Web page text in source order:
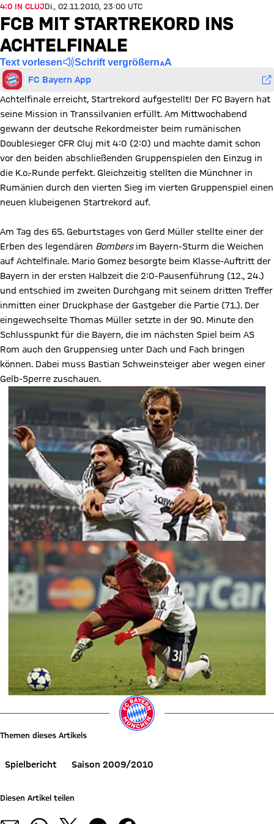
4:0 IN CLUJDi., 02.11.2010, 23:00 UTC
FCB MIT STARTREKORD INS
ACHTELFINALE
Text vorlesen Schrift vergrößern
FC Bayern App
Achtelfinale erreicht, Startrekord aufgestellt! Der FC Bayern hat
seine Mission in Transsilvanien erfüllt. Am Mittwochabend
gewann der deutsche Rekordmeister beim rumänischen
Doublesieger CFR Cluj mit 4:0 (2:0) und machte damit schon
vor den beiden abschließenden Gruppenspielen den Einzug in
die K.o.-Runde perfekt. Gleichzeitig stellten die Münchner in
Rumänien durch den vierten Sieg im vierten Gruppenspiel einen
neuen klubeigenen Startrekord auf.
Am Tag des 65. Geburtstages von Gerd Müller stellte einer der
Erben des legendären Bombersim Bayern-Sturm die Weichen
auf Achtelfinale. Mario Gomez besorgte beim Klasse-Auftritt der
Bayern in der ersten Halbzeit die 2:0-Pausenführung (12., 24.)
und entschied im zweiten Durchgang mit seinem dritten Treffer
inmitten einer Druckphase der Gastgeber die Partie (71.). Der
eingewechselte Thomas Müller setzte in der 90. Minute den
Schlusspunkt für die Bayern, die im nächsten Spiel beim AS
Rom auch den Gruppensieg unter Dach und Fach bringen
können. Dabei muss Bastian Schweinsteiger aber wegen einer
Gelb-Sperre zuschauen.
Themen dieses Artikels
Spielbericht Saison 2009/2010
Diesen Artikel teilen